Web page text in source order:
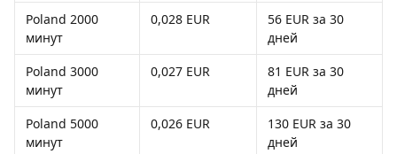
Poland 2000
минут
0,028 EUR
56 EUR за 30
дней
Poland 3000
минут
0,027 EUR
81 EUR за 30
дней
Poland 5000
минут
0,026 EUR
130 EUR за 30
дней